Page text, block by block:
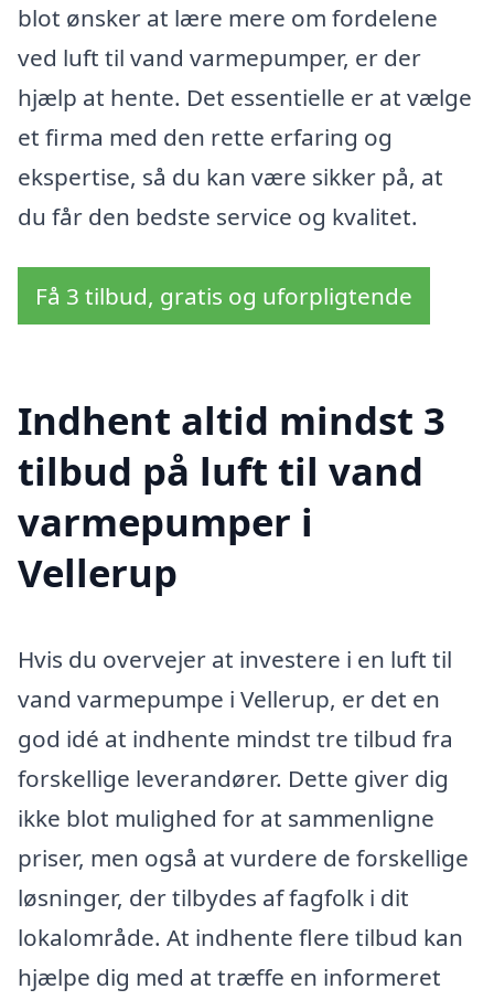
blot ønsker at lære mere om fordelene
ved luft til vand varmepumper, er der
hjælp at hente. Det essentielle er at vælge
et firma med den rette erfaring og
ekspertise, så du kan være sikker på, at
du får den bedste service og kvalitet.
Få 3 tilbud, gratis og uforpligtende
Indhent altid mindst 3
tilbud på luft til vand
varmepumper i
Vellerup
Hvis du overvejer at investere i en luft til
vand varmepumpe i Vellerup, er det en
god idé at indhente mindst tre tilbud fra
forskellige leverandører. Dette giver dig
ikke blot mulighed for at sammenligne
priser, men også at vurdere de forskellige
løsninger, der tilbydes af fagfolk i dit
lokalområde. At indhente flere tilbud kan
hjælpe dig med at træffe en informeret